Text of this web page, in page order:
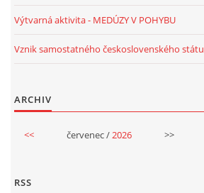
DOPORUČUJI
PORTFÓLIO DÍTĚTE
POKUSY
Výtvarná aktivita - MEDÚZY V POHYBU
Vznik samostatného československého státu
ARCHIV
<< červenec / 2026 >>
RSS